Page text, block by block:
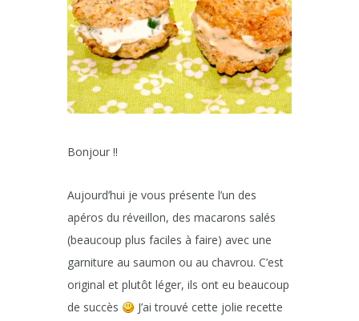
Bonjour !!
Aujourd’hui je vous présente l’un des
apéros du réveillon, des macarons salés
(beaucoup plus faciles à faire) avec une
garniture au saumon ou au chavrou. C’est
original et plutôt léger, ils ont eu beaucoup
de succès
J’ai trouvé cette jolie recette